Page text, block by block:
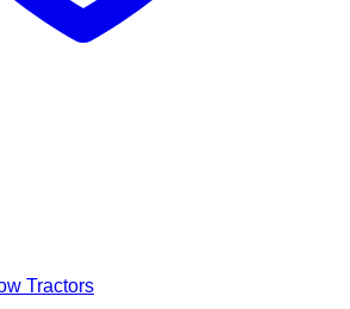
Tractors